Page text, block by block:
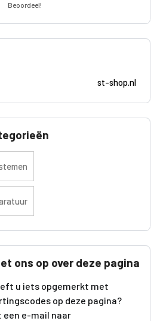
Beoordeel!
st-shop.nl
ons op over deze pagina
u iets opgemerkt met
op deze pagina?
e-mail naar